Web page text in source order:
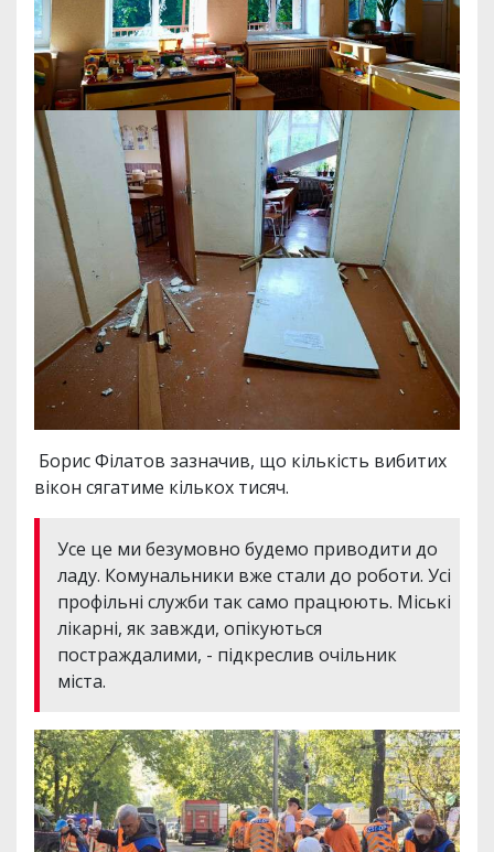
Борис Філатов зазначив, що кількість вибитих
вікон сягатиме кількох тисяч.
Усе це ми безумовно будемо приводити до
ладу. Комунальники вже стали до роботи. Усі
профільні служби так само працюють. Міські
лікарні, як завжди, опікуються
постраждалими, - підкреслив очільник
міста.